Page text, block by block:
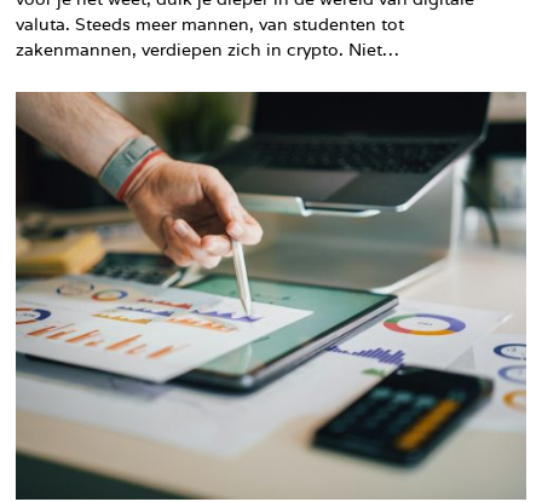
valuta. Steeds meer mannen, van studenten tot
zakenmannen, verdiepen zich in crypto. Niet…